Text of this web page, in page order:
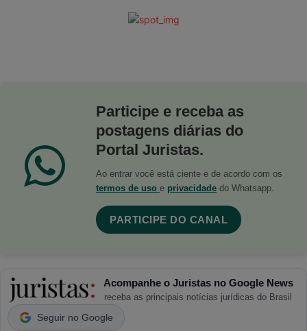
Participe e receba as
postagens diárias do
Portal Juristas.
Ao entrar você está ciente e de acordo com os
termos de uso e privacidade do Whatsapp.
PARTICIPE DO CANAL
Acompanhe o Juristas no Google News
receba as principais notícias jurídicas do Brasil
Seguir no Google